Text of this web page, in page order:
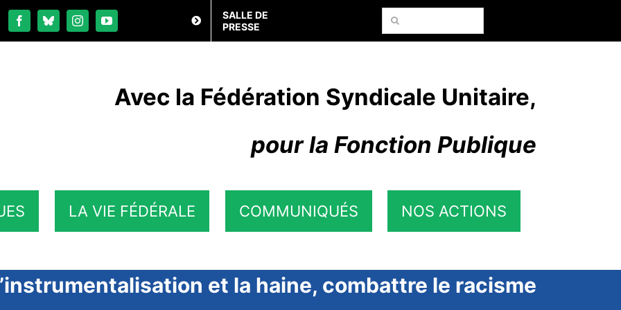
SALLE DE
PRESSE
Rechercher:
Avec la Fédération Syndicale Unitaire,
pour la Fonction Publique
LA VIE FÉDÉRALE COMMUNIQUÉS NOS ACTIONS
et la haine, combattre le racisme